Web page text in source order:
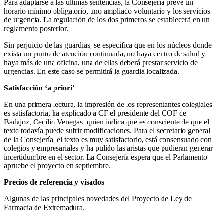
Para adaptarse a las últimas sentencias, la Consejería prevé un
horario mínimo obligatorio, uno ampliado voluntario y los servicios
de urgencia. La regulación de los dos primeros se establecerá en un
reglamento posterior.
Sin perjuicio de las guardias, se especifica que en los núcleos donde
exista un punto de atención continuada, no haya centro de salud y
haya más de una oficina, una de ellas deberá prestar servicio de
urgencias. En este caso se permitirá la guardia localizada.
Satisfacción ‘a priori’
En una primera lectura, la impresión de los representantes colegiales
es satisfactoria, ha explicado a CF el presidente del COF de
Badajoz, Cecilio Venegas, quien indica que es consciente de que el
texto todavía puede sufrir modificaciones. Para el secretario general
de la Consejería, el texto es muy satisfactorio, está consensuado con
colegios y empresariales y ha pulido las aristas que pudieran generar
incertidumbre en el sector. La Consejería espera que el Parlamento
apruebe el proyecto en septiembre.
Precios de referencia y visados
Algunas de las principales novedades del Proyecto de Ley de
Farmacia de Extremadura.